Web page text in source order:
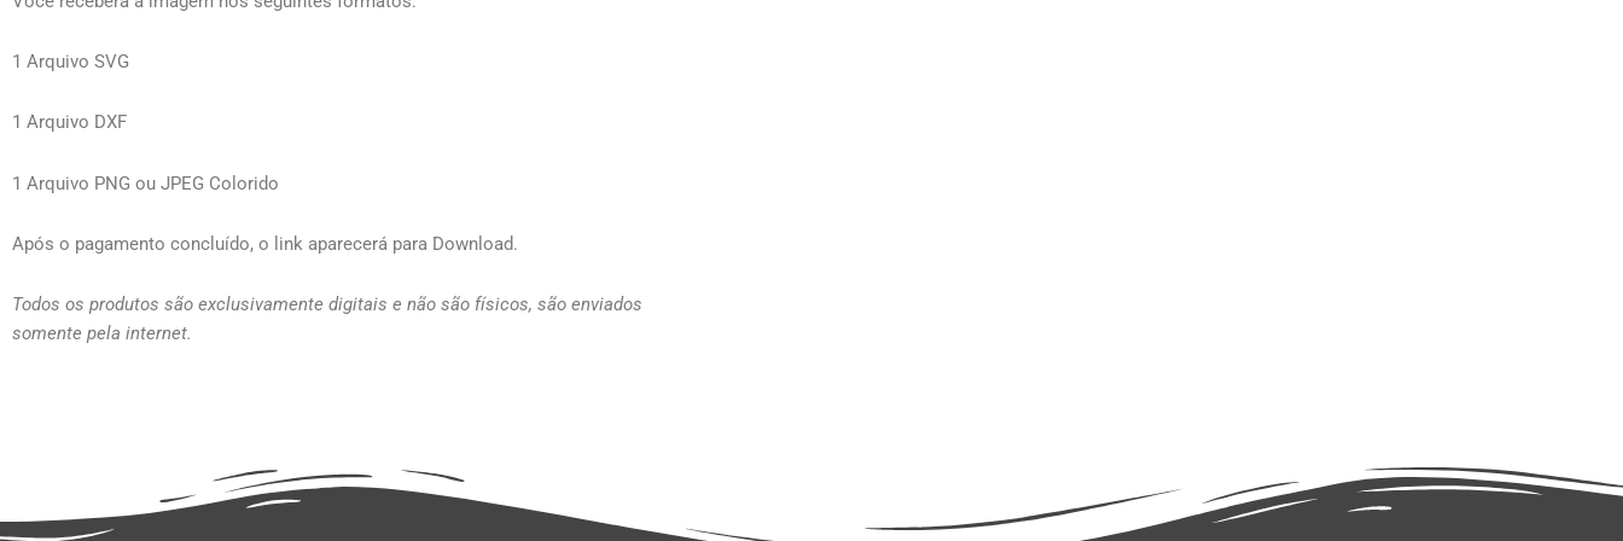
1 Arquivo SVG
1 Arquivo DXF
1 Arquivo PNG ou JPEG Colorido
Após o pagamento concluído, o link aparecerá para Download.
Todos os produtos são exclusivamente digitais e não são físicos, são enviados
somente pela internet.